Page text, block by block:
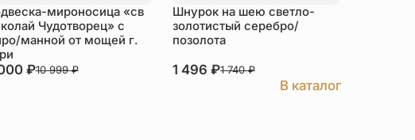
мироносица «св
Чудотворец» с
манной от мощей г.
₽10 999₽
Шнурок на шею светло-
золотистый серебро/
позолота
1 496 ₽1 740₽
В каталог